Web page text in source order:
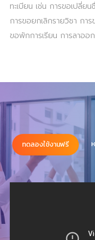
ทะเบียน เช่น การขอเปลี่ย
การขอยกเลิกรายวิชา กา
ขอพักการเรียน การลาออ
ทดลองใช้งานฟรี